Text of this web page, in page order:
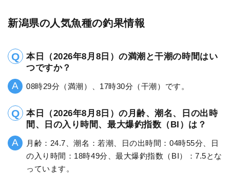
新潟県の人気魚種の釣果情報
本日（2026年8月8日）の満潮と干潮の時間はい
つですか？
08時29分（満潮）、17時30分（干潮）です。
本日（2026年8月8日）の月齢、潮名、日の出時
間、日の入り時間、最大爆釣指数（BI）は？
月齢：24.7、潮名：若潮、日の出時間：04時55分、日
の入り時間：18時49分、最大爆釣指数（BI）：7.5とな
っています。